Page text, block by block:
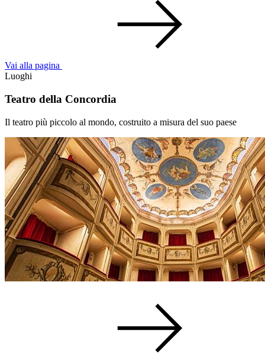
Vai alla pagina
Luoghi
Teatro della Concordia
Il teatro più piccolo al mondo, costruito a misura del suo paese